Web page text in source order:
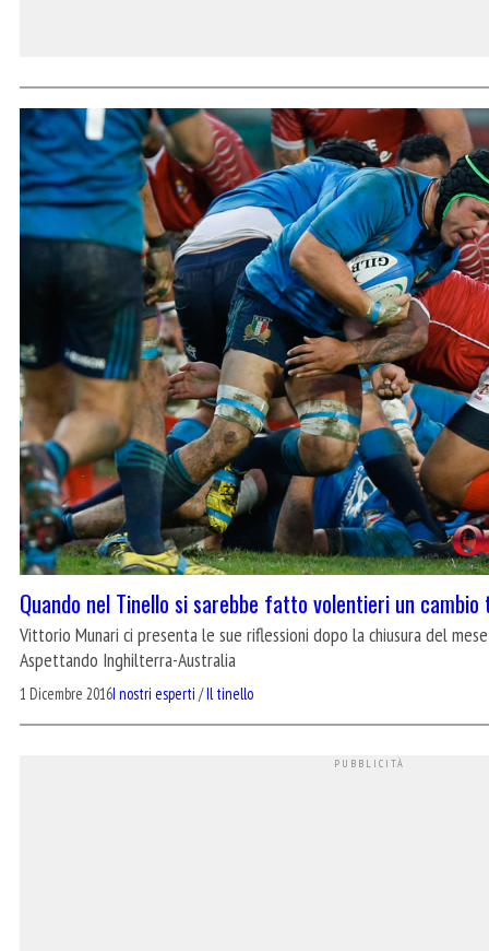
Quando nel Tinello si sarebbe fatto volentieri un
Vittorio Munari ci presenta le sue riflessioni dopo la chiusura del
Aspettando Inghilterra-Australia
1 Dicembre 2016I nostri esperti /Il tinello